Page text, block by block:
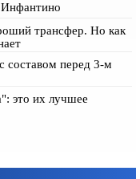
трансфер. Но как
составом перед 3-м
это их лучшее